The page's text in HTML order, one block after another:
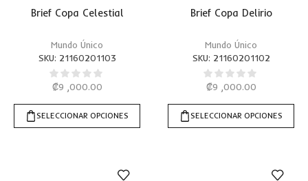
Brief Copa Celestial
Mundo Único
SKU: 21160201103
₡9 ,000.00
SELECCIONAR OPCIONES
Brief Copa Delirio
Mundo Único
SKU: 21160201102
₡9 ,000.00
SELECCIONAR OPCIONES